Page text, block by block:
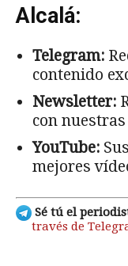
Alcalá:
Telegram:
contenido
Newsletter:
con
YouTube:
mejores
Sé tú el
través de